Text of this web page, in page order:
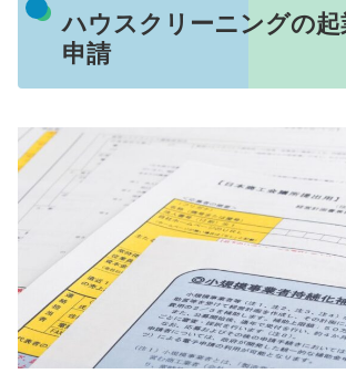
ハウスクリーニングの起
申請